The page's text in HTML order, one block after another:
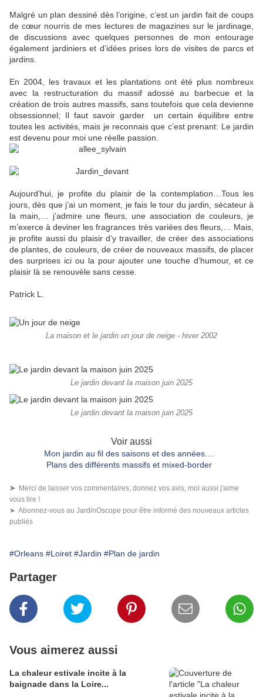
Malgré un plan dessiné dès l’origine, c’est un jardin fait de coups
de cœur nourris de mes lectures de magazines sur le jardinage,
de discussions avec quelques personnes de mon entourage
également jardiniers et d’idées prises lors de visites de parcs et
jardins.
En 2004, les travaux et les plantations ont été plus nombreux
avec la restructuration du massif adossé au barbecue et la
création de trois autres massifs, sans toutefois que cela devienne
obsessionnel; Il faut savoir garder un certain équilibre entre
toutes les activités, mais je reconnais que c’est prenant: Le jardin
est devenu pour moi une réelle passion.
Aujourd’hui, je profite du plaisir de la contemplation…Tous les
jours, dès que j’ai un moment, je fais le tour du jardin, sécateur à
la main,… j’admire une fleurs, une association de couleurs, je
m’exerce à deviner les fragrances très variées des fleurs,… Mais,
je profite aussi du plaisir d’y travailler, de créer des associations
de plantes, de couleurs, de créer de nouveaux massifs, de placer
des surprises ici ou la pour ajouter une touche d’humour, et ce
plaisir là se renouvèle sans cesse.
Patrick L.
La maison et le jardin un jour de neige - hiver 2002
Le jardin devant la maison juin 2025
Le jardin devant la maison juin 2025
Voir aussi
Mon jardin au fil des saisons et des années....
Plans des différents massifs et mixed-border
➤ Merci de laisser vos commentaires, donnez vos avis, moi aussi j'aime
vous lire !
➤ Abonnez-vous au JardinOscope pour être informé des nouveaux articles
publiés
#Orleans #Loiret #Jardin #Plan de jardin
Partager
Vous aimerez aussi
La chaleur estivale incite à la
baignade dans la Loire...